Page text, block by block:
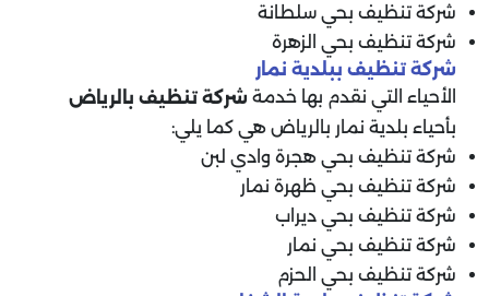
شركة تنظيف بحي سلطانة
شركة تنظيف بحي الزهرة
شركة تنظيف ببلدية نمار
الأحياء التي نقدم بها خدمة شركة تنظيف بالرياض
بأحياء بلدية نمار بالرياض هي كما يلي:
شركة تنظيف بحي هجرة وادي لبن
شركة تنظيف بحي ظهرة نمار
شركة تنظيف بحي ديراب
شركة تنظيف بحي نمار
شركة تنظيف بحي الحزم